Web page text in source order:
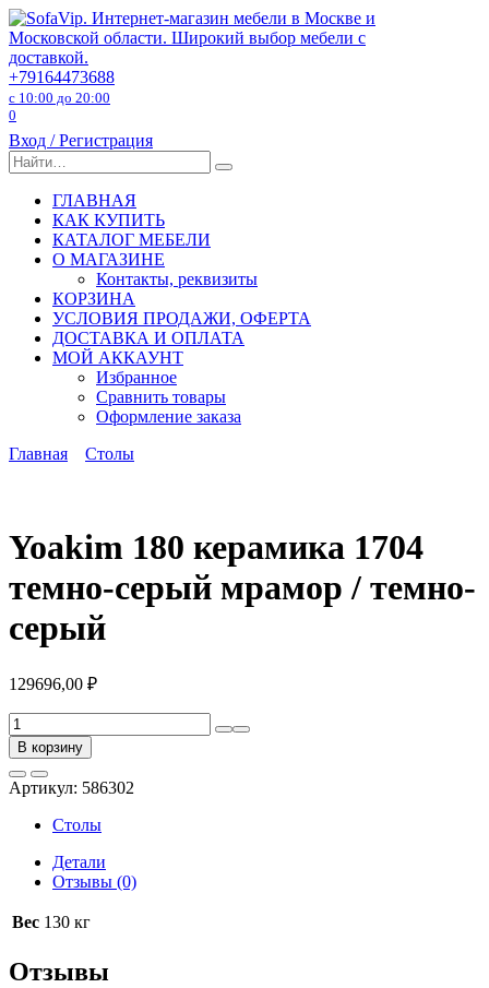
Перейти
к
содержанию
+79164473688
с 10:00 до 20:00
0
Вход / Регистрация
Search
for:
ГЛАВНАЯ
КАК КУПИТЬ
КАТАЛОГ МЕБЕЛИ
О МАГАЗИНЕ
Контакты, реквизиты
КОРЗИНА
УСЛОВИЯ ПРОДАЖИ, ОФЕРТА
ДОСТАВКА И ОПЛАТА
МОЙ АККАУНТ
Избранное
Сравнить товары
Оформление заказа
Главная
Столы
Yoakim 180 керамика 1704
темно-серый мрамор / темно-
серый
129696,00 ₽
Количество
товара
Yoakim
180
керамика
1704
темно-
серый
мрамор
темно-
В корзину
Артикул: 586302
Столы
Детали
Отзывы (0)
Вес 130 кг
Отзывы